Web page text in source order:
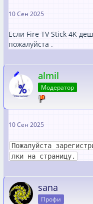
10 Сен 2025
Если Fire TV Stick 4K
пожалуйста .
almil
Модератор
10 Сен 2025
Пожалуйста
лки на страницу.
sana
Профи